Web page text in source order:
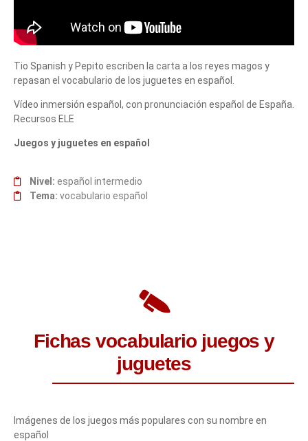
Tio Spanish y Pepito escriben la carta a los reyes magos y
repasan el vocabulario de los juguetes en español.
Vídeo inmersión español, con pronunciación español de España.
Recursos ELE
Juegos y juguetes en español
Nivel: español intermedio
Tema: vocabulario español
Fichas vocabulario juegos y
juguetes
Imágenes de los juegos más populares con su nombre en
español